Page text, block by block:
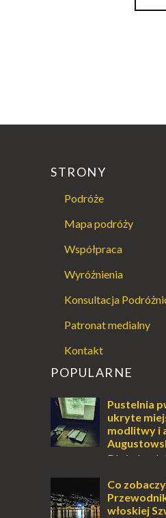
STRONY
Podróże
Mapa podróży
Współpraca
Wyróżnienia
Konsultacja
Patronat medialny
Kontakt
POPULARNE
Pustelnia
ukryte
modlitwy i
Dla jednych
przetrwania lub
innych to nieustanne
Co
włoskiej